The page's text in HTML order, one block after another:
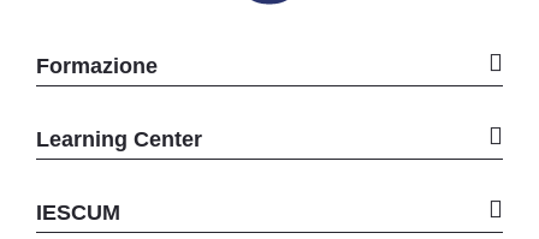
Formazione
Learning Center
IESCUM